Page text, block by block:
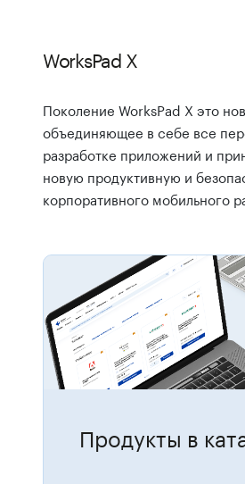
WorksPad X
Поколение WorksPad X это
объединяющее в себе все
разработке приложений и
новую продуктивную и
корпоративного мобильного
Продукты в
Для размещения